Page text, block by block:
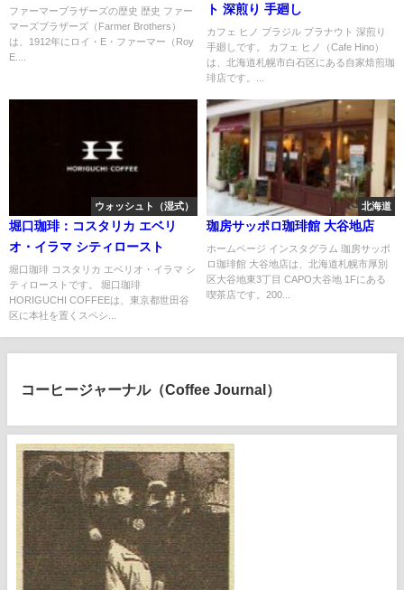
ファーマーブラザーズの歴史 歴史 ファー
マーズブラザーズ（Farmer Brothers）
は、1912年にロイ・E・ファーマー（Roy
E....
ト 深煎り 手廻し
カフェ ヒノ ブラジル プラナウト 深煎り
手廻しです。 カフェ ヒノ（Cafe Hino）
は、北海道札幌市白石区にある自家焙煎珈
琲店です。...
ウォッシュト（湿式）
堀口珈琲：コスタリカ エベリ
オ・イラマ シティロースト
堀口珈琲 コスタリカ エベリオ・イラマ シ
ティローストです。 堀口珈琲
HORIGUCHI COFFEEは、東京都世田谷
区に本社を置くスペシ...
北海道
珈房サッポロ珈琲館 大谷地店
ホームページ インスタグラム 珈房サッポ
ロ珈琲館 大谷地店は、北海道札幌市厚別
区大谷地東3丁目 CAPO大谷地 1Fにある
喫茶店です。200...
コーヒージャーナル（Coffee Journal）